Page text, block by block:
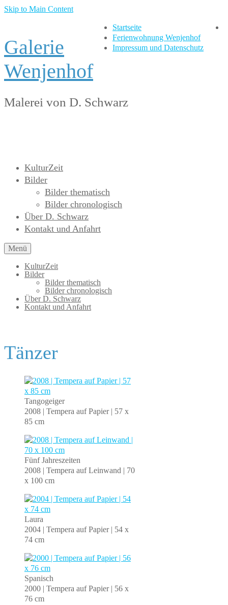
Skip to Main Content
Startseite
Ferienwohnung Wenjenhof
Impressum und Datenschutz
Galerie
Wenjenhof
Malerei von D. Schwarz
KulturZeit
Bilder
Bilder thematisch
Bilder chronologisch
Über D. Schwarz
Kontakt und Anfahrt
Menü
KulturZeit
Bilder
Bilder thematisch
Bilder chronologisch
Über D. Schwarz
Kontakt und Anfahrt
Tänzer
Tangogeiger
2008 | Tempera auf Papier | 57 x
85 cm
Fünf Jahreszeiten
2008 | Tempera auf Leinwand | 70
x 100 cm
Laura
2004 | Tempera auf Papier | 54 x
74 cm
Spanisch
2000 | Tempera auf Papier | 56 x
76 cm